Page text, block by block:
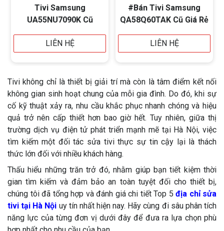
Tivi Samsung
UA55NU7090K Cũ
LIÊN HỆ
#Bán Tivi Samsung
QA58Q60TAK Cũ Giá Rẻ
LIÊN HỆ
Tivi không chỉ là thiết bị giải trí mà còn là tâm điểm kết nối
không gian sinh hoạt chung của mỗi gia đình. Do đó, khi sự
cố kỹ thuật xảy ra, nhu cầu khắc phục nhanh chóng và hiệu
quả trở nên cấp thiết hơn bao giờ hết. Tuy nhiên, giữa thị
trường dịch vụ điện tử phát triển mạnh mẽ tại Hà Nội, việc
tìm kiếm một đối tác sửa tivi thực sự tin cậy lại là thách
thức lớn đối với nhiều khách hàng.
Thấu hiểu những trăn trở đó, nhằm giúp bạn tiết kiệm thời
gian tìm kiếm và đảm bảo an toàn tuyệt đối cho thiết bị,
chúng tôi đã tổng hợp và đánh giá chi tiết Top 5 địa chỉ sửa
tivi tại Hà Nội uy tín nhất hiện nay. Hãy cùng đi sâu phân tích
năng lực của từng đơn vị dưới đây để đưa ra lựa chọn phù